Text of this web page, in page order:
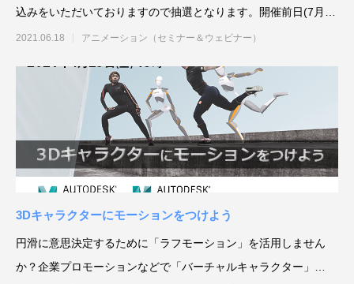
差別化を！ Character Creator/Mayaとの連
2022.03.20
単EC活用！ – アパ
2022.03.20
込みをいただいておりますので抽選となります。開催前日(7月8
日午前中）に、
2021.06.18 アニメーション（セミナー＆ウェビナー）
3Dキャラクターにモーションをつけよう
円滑に意思決定するために「ラフモーション」を活用しません
か？企業プロモーションなどで「バーチャルキャラクター」